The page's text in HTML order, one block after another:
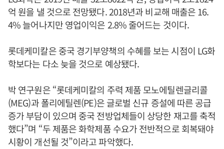
억 원을 낼 것으로 전망됐다. 2018년과 비교해 매출은 16.
4% 늘어나지만 영업이익은 2.8% 줄어드는 것이다.
롯데케미칼은 중국 경기부양책의 수혜를 보는 시점이 LG화
학보다는 다소 늦을 것으로 예상됐다.
박 연구원은 “롯데케미칼의 주력 제품 모노에틸렌글리콜
(MEG)과 폴리에틸렌(PE)은 글로벌 신규 증설에 따른 공급
증가 부담이 있으며 중국 전방업체들이 상당한 재고를 축적
했다”며 “두 제품은 화학제품 수요가 전반적으로 회복돼야
시황이 개선될 것”이라고 파악했다.